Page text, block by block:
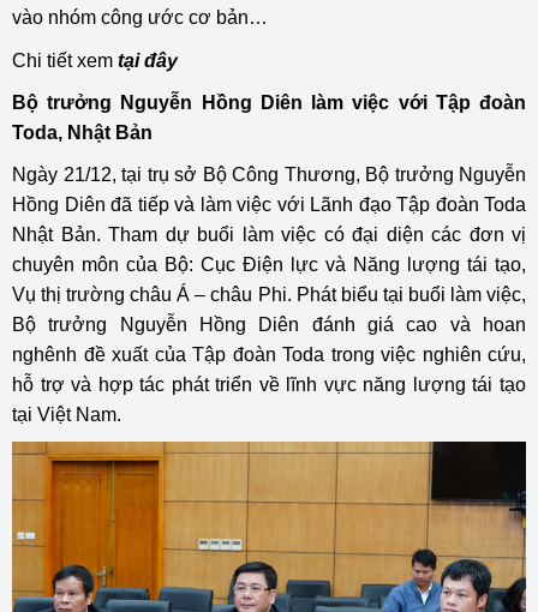
vào nhóm công ước cơ bản…
Chi tiết xem tại đây
Bộ trưởng Nguyễn Hồng Diên làm việc với Tập đoàn
Toda, Nhật Bản
Ngày 21/12, tại trụ sở Bộ Công Thương, Bộ trưởng Nguyễn
Hồng Diên đã tiếp và làm việc với Lãnh đạo Tập đoàn Toda
Nhật Bản. Tham dự buổi làm việc có đại diện các đơn vị
chuyên môn của Bộ: Cục Điện lực và Năng lượng tái tạo,
Vụ thị trường châu Á – châu Phi. Phát biểu tại buổi làm việc,
Bộ trưởng Nguyễn Hồng Diên đánh giá cao và hoan
nghênh đề xuất của Tập đoàn Toda trong việc nghiên cứu,
hỗ trợ và hợp tác phát triển về lĩnh vực năng lượng tái tạo
tại Việt Nam.